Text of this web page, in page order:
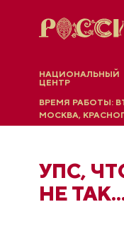
НАЦИОНАЛЬНЫЙ
ЦЕНТР
ВРЕМЯ РАБОТЫ:
МОСКВА,
УПС,
НЕ